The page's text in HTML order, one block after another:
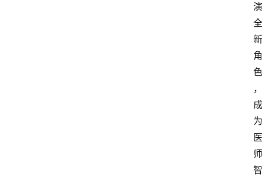
演
全
新
角
色
，
成
为
医
师
智